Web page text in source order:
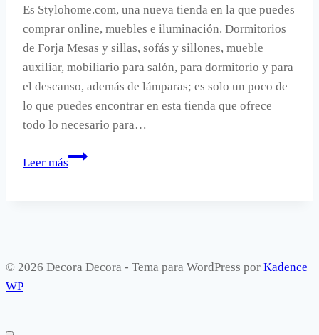
Es Stylohome.com, una nueva tienda en la que puedes
comprar online, muebles e iluminación. Dormitorios
de Forja Mesas y sillas, sofás y sillones, mueble
auxiliar, mobiliario para salón, para dormitorio y para
el descanso, además de lámparas; es solo un poco de
lo que puedes encontrar en esta tienda que ofrece
todo lo necesario para…
Leer más
Una
© 2026 Decora Decora - Tema para WordPress por Kadence
WP